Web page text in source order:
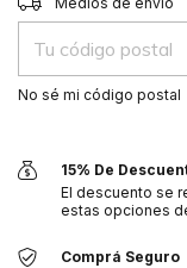
No sé mi código postal
15% De
El descuento se
estas opciones
Comprá Seguro